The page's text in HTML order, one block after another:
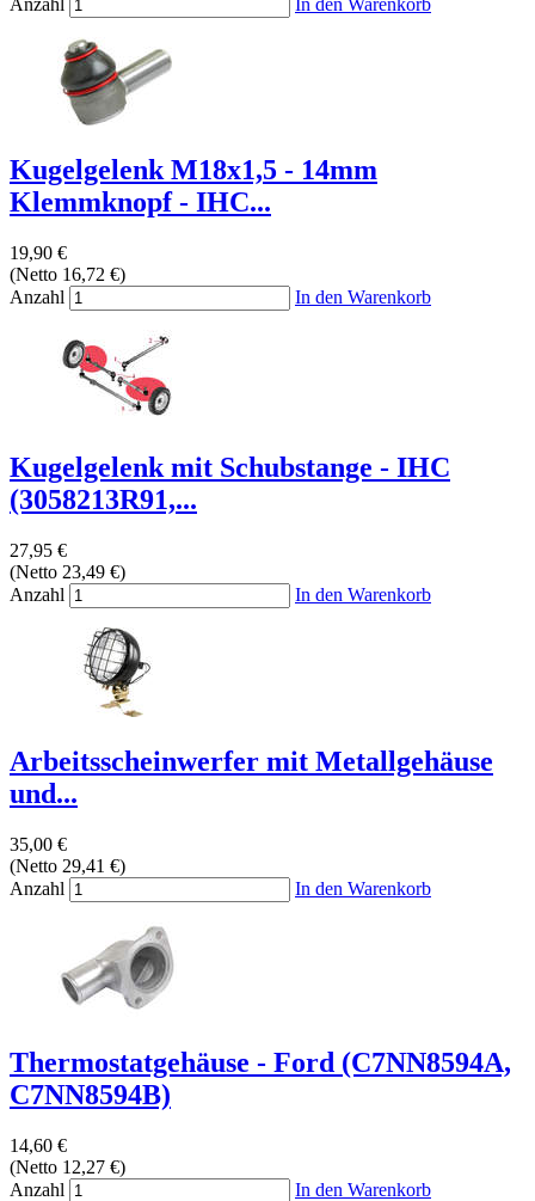
Anzahl In den Warenkorb
Kugelgelenk M18x1,5 - 14mm
Klemmknopf - IHC...
19,90 €
(Netto 16,72 €)
Anzahl
In den Warenkorb
Kugelgelenk mit Schubstange - IHC
(3058213R91,...
27,95 €
(Netto 23,49 €)
Anzahl
In den Warenkorb
Arbeitsscheinwerfer mit Metallgehäuse
und...
35,00 €
(Netto 29,41 €)
Anzahl
In den Warenkorb
Thermostatgehäuse - Ford (C7NN8594A,
C7NN8594B)
14,60 €
(Netto 12,27 €)
Anzahl
In den Warenkorb